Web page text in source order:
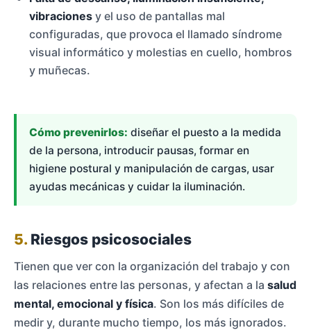
vibraciones y el uso de pantallas mal
configuradas, que provoca el llamado síndrome
visual informático y molestias en cuello, hombros
y muñecas.
Cómo prevenirlos: diseñar el puesto a la medida
de la persona, introducir pausas, formar en
higiene postural y manipulación de cargas, usar
ayudas mecánicas y cuidar la iluminación.
5. Riesgos psicosociales
Tienen que ver con la organización del trabajo y con
las relaciones entre las personas, y afectan a la salud
mental, emocional y física. Son los más difíciles de
medir y, durante mucho tiempo, los más ignorados.